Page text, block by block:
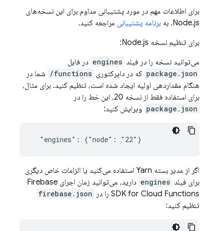
برای اطلاعات مهم در مورد پشتیبانی مداوم برای این نسخه‌های
Node.js، به
برنامه پشتیبانی مراجعه کنید.
برای تنظیم نسخه Node.js:
می‌توانید نسخه را در فیلد engines در فایل
package.json که در دایرکتوری functions/
شما در
هنگام مقداردهی اولیه ایجاد شده است، تنظیم کنید. برای مثال،
برای استفاده فقط از نسخه 20، این خط را در
package.json ویرایش کنید:
اگر از مدیر بسته Yarn استفاده می‌کنید یا الزامات خاص دیگری
برای فیلد engines دارید، می‌توانید زمان اجرای Firebase
SDK for Cloud Functions را در firebase.json
تنظیم کنید: